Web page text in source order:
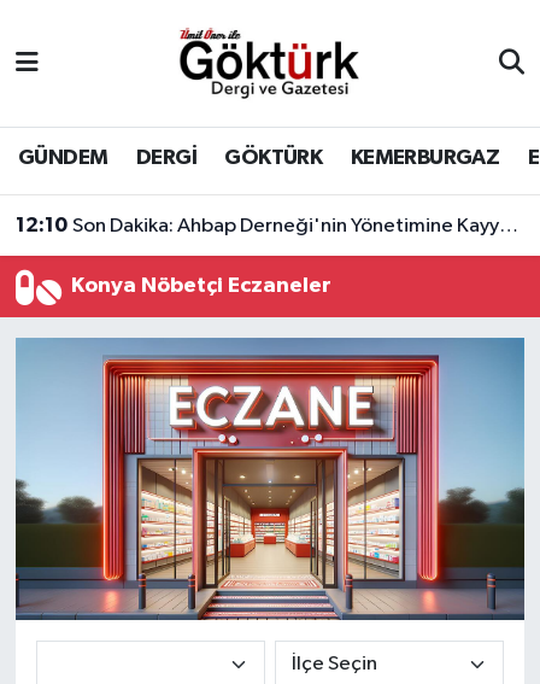
GÜNDEM DERGİ GÖKTÜRK KEMERBURGAZ
12:10 Son Dakika: Ahbap Derneği'nin Yönetimine Kayyum Atandı
Konya Nöbetçi Eczaneler
BİLİM
DERGİ
DÜNYA
EĞİTİM
EKONOMİ
GÖKTÜRK
GÜNDEM
KEMERBURGAZ
KÜLTÜR - SANAT
Eyüpsultan Hava Durumu
Eyüpsultan Trafik Yoğunluk Haritası
Süper Lig Puan Durumu ve Fikstür
Tüm Manşetler
Son Dakika Haberleri
Haber Arşivi